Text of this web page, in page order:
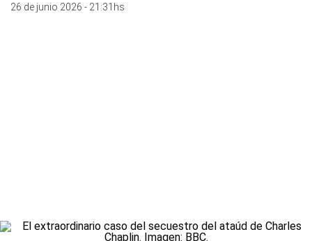
26 de junio 2026 - 21:31hs